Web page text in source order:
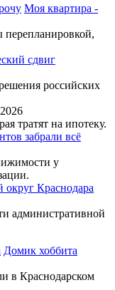
Моя квартира -
сдвиг
российских
тратят на ипотеку.
забрали всё
у
Краснодара
административной
Домик хоббита
в Краснодарском